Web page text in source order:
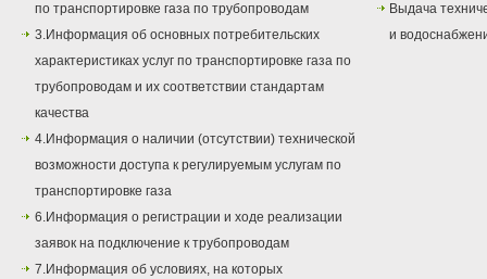
по транспортировке газа по трубопроводам
3.Информация об основных потребительских
характеристиках услуг по транспортировке газа по
трубопроводам и их соответствии стандартам
качества
4.Информация о наличии (отсутствии) технической
возможности доступа к регулируемым услугам по
транспортировке газа
6.Информация о регистрации и ходе реализации
заявок на подключение к трубопроводам
7.Информация об условиях, на которых
Выдача
и